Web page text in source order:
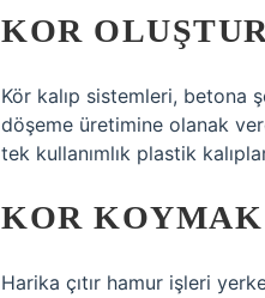
KOR
Kör kalıp sistemleri, betona
döşeme üretimine olanak
tek kullanımlık plastik
KOR
Harika çıtır hamur işleri